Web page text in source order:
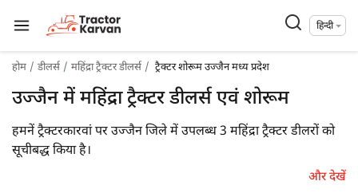
हिन्दी
होम डीलर्स महिंद्रा ट्रैक्टर डीलर्स ट्रैक्टर शोरूम उज्जैन मध्य प्रदेश
उज्जैन में महिंद्रा ट्रैक्टर डीलर्स एवं शोरूम
हमनें ट्रैक्टरकारवां पर उज्जैन जिले में उपलब्ध 3 महिंद्रा ट्रैक्टर डीलरों को
सूचीबद्ध किया है।
और देखें